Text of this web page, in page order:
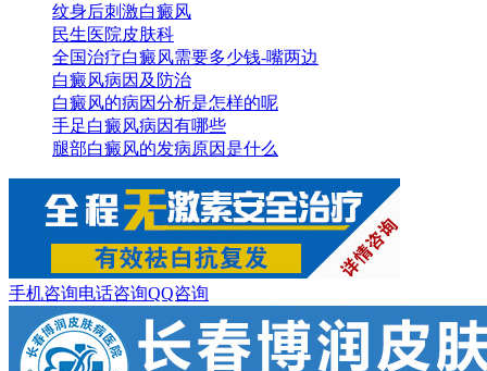
纹身后刺激白癜风
民生医院皮肤科
全国治疗白癜风需要多少钱-嘴两边
白癜风病因及防治
白癜风的病因分析是怎样的呢
手足白癜风病因有哪些
腿部白癜风的发病原因是什么
手机咨询电话咨询QQ咨询